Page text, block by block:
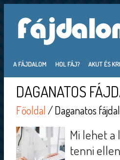
A FÁJDALOM HOL FÁJ? AKUT ÉS
DAGANATOS
Főoldal/ Daganatos
Mi lehet
tenni